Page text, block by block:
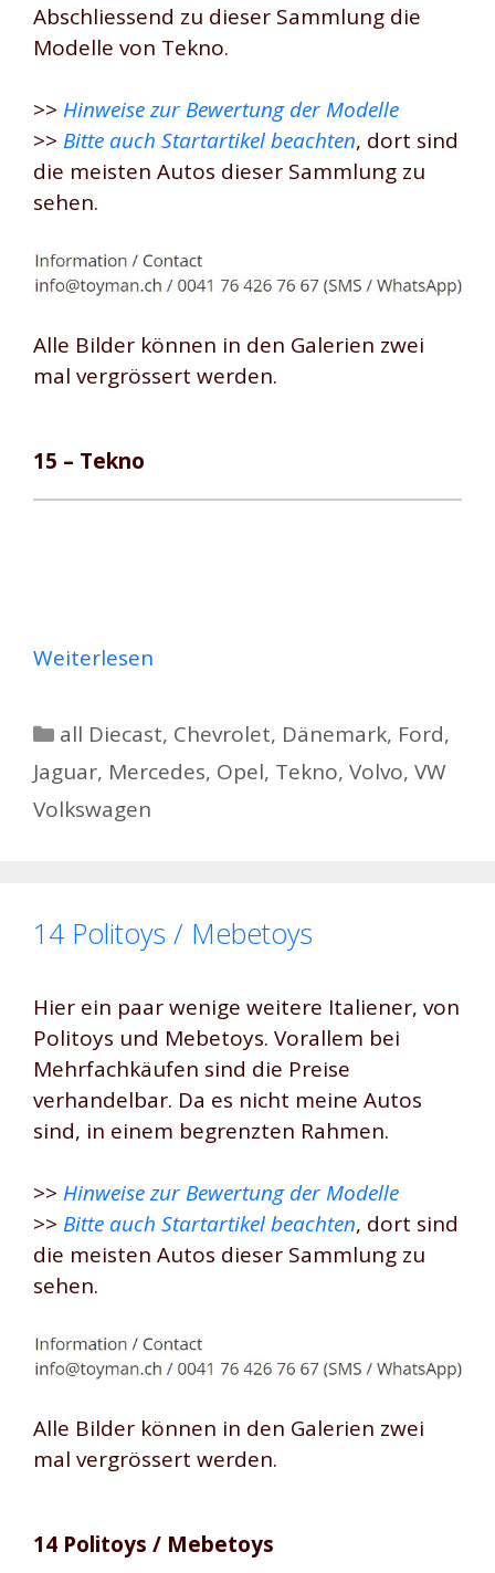
Abschliessend zu dieser Sammlung die
Modelle von Tekno.
>> Hinweise zur Bewertung der Modelle
>> Bitte auch Startartikel beachten, dort sind
die meisten Autos dieser Sammlung zu
sehen.
Alle Bilder können in den Galerien zwei
mal vergrössert werden.
15 – Tekno
Weiterlesen
Kategorien
all Diecast, Chevrolet, Dänemark, Ford,
Jaguar, Mercedes, Opel, Tekno, Volvo, VW
Volkswagen
14 Politoys / Mebetoys
Hier ein paar wenige weitere Italiener, von
Politoys und Mebetoys. Vorallem bei
Mehrfachkäufen sind die Preise
verhandelbar. Da es nicht meine Autos
sind, in einem begrenzten Rahmen.
>> Hinweise zur Bewertung der Modelle
>> Bitte auch Startartikel beachten, dort sind
die meisten Autos dieser Sammlung zu
sehen.
Alle Bilder können in den Galerien zwei
mal vergrössert werden.
14 Politoys / Mebetoys